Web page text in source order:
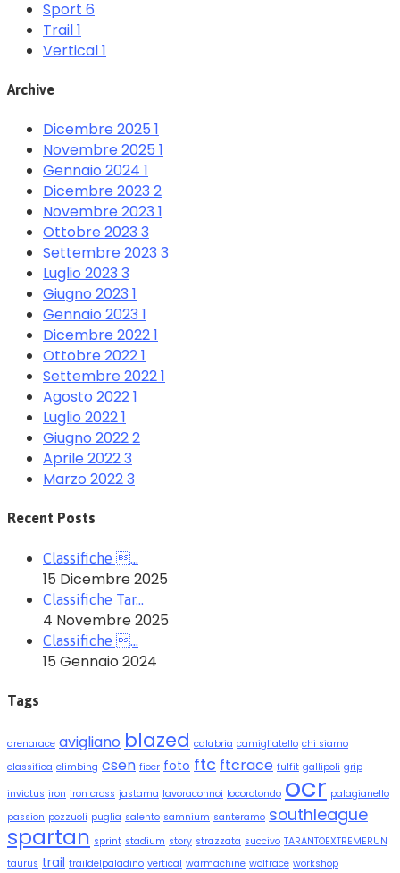
Sport 6
Trail1
Vertical1
Archive
Dicembre 2025 1
Novembre 2025 1
Gennaio 2024 1
Dicembre 2023 2
Novembre 2023 1
Ottobre 2023 3
Settembre 2023 3
Luglio 2023 3
Giugno 2023 1
Gennaio 2023 1
Dicembre 20221
Ottobre 20221
Settembre 20221
Agosto 20221
Luglio 20221
Giugno 20222
Aprile 20223
Marzo 20223
Recent Posts
Classifiche …
15 Dicembre 2025
Classifiche Tar…
4 Novembre 2025
Classifiche …
15 Gennaio 2024
Tags
arenarace avigliano blazed calabria camigliatello chi siamo
classifica climbing csen fiocr foto ftc ftcrace fulfit gallipoli grip
invictus iron iron cross jastama lavoraconnoi locorotondo ocr palagianello
passion pozzuoli puglia salento samnium santeramo southleague
spartan sprint stadium story strazzata succivo TARANTOEXTREMERUN
taurus trail traildelpaladino vertical warmachine wolfrace workshop